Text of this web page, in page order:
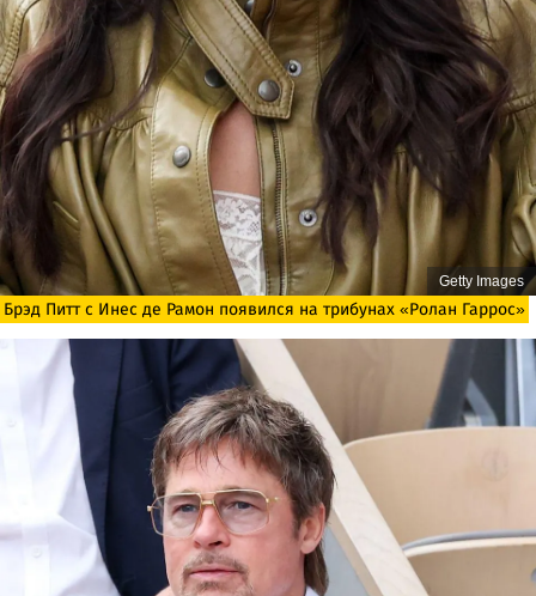
Getty Images
Брэд Питт с Инес де Рамон появился на трибунах «Ролан Гаррос»